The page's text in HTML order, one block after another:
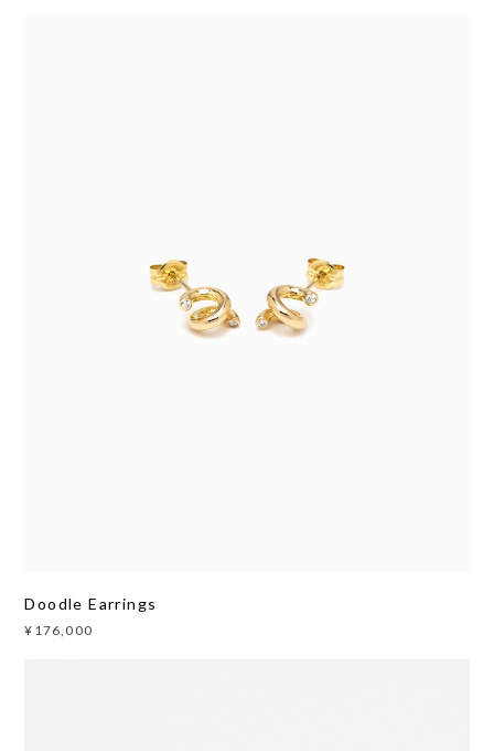
Doodle Earrings
¥176,000